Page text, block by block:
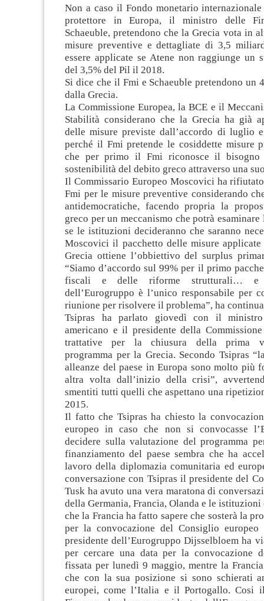
Non a caso il Fondo monetario
protettore in Europa, il ministro delle
Schaeuble, pretendono che la Grecia vota in
misure preventive e dettagliate di 3,5
essere applicate se Atene non raggiunge un
del 3,5% del Pil il 2018.
Si dice che il Fmi e Schaeuble pretendono un
dalla Grecia.
La Commissione Europea, la BCE e il
Stabilità considerano che la Grecia ha già
delle misure previste dall’accordo di luglio
perché il Fmi pretende le cosiddette misure
che per primo il Fmi riconosce il bisogno
sostenibilità del debito greco attraverso una
Il Commissario Europeo Moscovici ha
Fmi per le misure preventive considerando
antidemocratiche, facendo propria la
greco per un meccanismo che potrà
se le istituzioni decideranno che saranno
Moscovici il pacchetto delle misure applicate
Grecia ottiene l’obbiettivo del surplus
“Siamo d’accordo sul 99% per il primo
fiscali e delle riforme strutturali… e
dell’Eurogruppo è l’unico responsabile per
riunione per risolvere il problema”, ha
Tsipras ha parlato giovedì con il
americano e il presidente della
trattative per la chiusura della prima
programma per la Grecia. Secondo Tsipras
alleanze del paese in Europa sono molto più
altra volta dall’inizio della crisi”,
smentiti tutti quelli che aspettano una
2015.
Il fatto che Tsipras ha chiesto la
europeo in caso che non si convocasse
decidere sulla valutazione del programma
finanziamento del paese sembra che ha
lavoro della diplomazia comunitaria ed
conversazione con Tsipras il presidente del
Tusk ha avuto una vera maratona di
della Germania, Francia, Olanda e le
che la Francia ha fatto sapere che sosterà la
per la convocazione del Consiglio
presidente dell’Eurogruppo Dijsselbloem ha
per cercare una data per la convocazione
fissata per lunedì 9 maggio, mentre la
che con la sua posizione si sono schierati
europei, come l’Italia e il Portogallo. Cosi